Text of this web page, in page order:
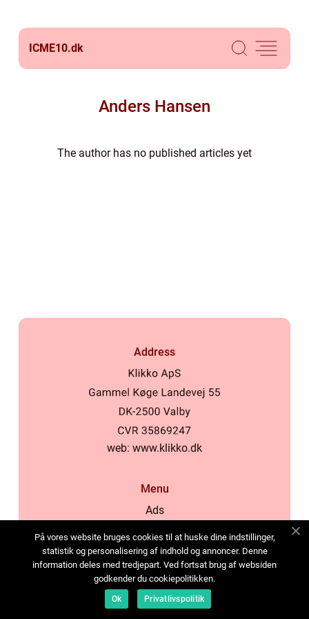
ICME10.dk
Anders Hansen
The author has no published articles yet
Address
web: www.klikko.dk
Menu
Ads
Cookies
Contact
Sitemap
På vores website bruges cookies til at huske dine indstillinger,
statistik og personalisering af indhold og annoncer. Denne
information deles med tredjepart. Ved fortsat brug af websiden
godkender du cookiepolitikken.
Ok Privatlivspolitik